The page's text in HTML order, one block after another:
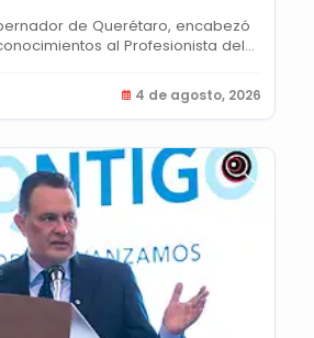
de Querétaro, encabezó
al Profesionista del...
4 de agosto, 2026